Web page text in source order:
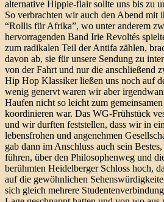
alternative Hippie-flair sollte uns bis zu
So verbrachten wir auch den Abend mit
“Rollis für Afrika”, wo unter anderem
hervorragenden Band Irie Revoltés
zum radikalen Teil der Antifa zählen,
davon ab, sie für unsere Sendung zu
von der Fahrt und nur die anschließend
Hip Hop Klassiker ließen uns noch auf
wenig genervt waren wir aber
Haufen nicht so leicht zum
koordinieren war. Das WG-Frühstück
und wir durften feststellen, dass wir in
lebensfrohen und angenehmen
gab dann im Anschluss auch sein
führen, über den Philosophenweg und
berühmten Heidelberger Schloss hoch,
auf die gewöhnlichen
sich gleich mehrere